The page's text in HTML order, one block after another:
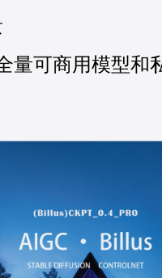
量可商用模型和